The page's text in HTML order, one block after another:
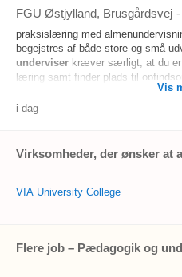
FGU Østjylland, Brusgårdsvej -
praksislæring med
begejstres af både store og små
underviser kræver særligt, at du er
læring samt finder plads til
Vis
i dag
Virksomheder, der ønsker at
VIA University College
Flere job – Pædagogik og